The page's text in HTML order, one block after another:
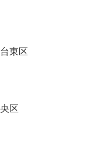
東区
区